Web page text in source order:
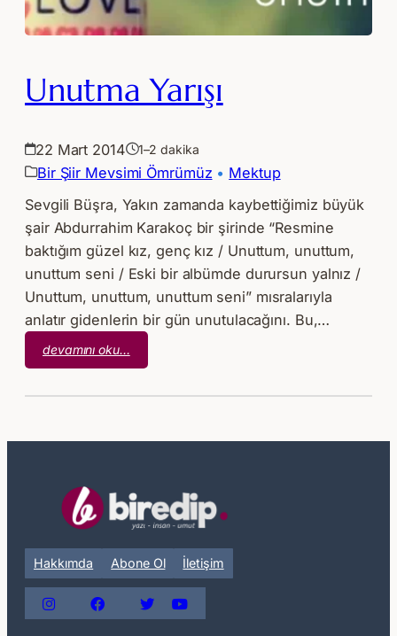
Unutma Yarışı
22 Mart 2014 1–2 dakika
Bir Şiir Mevsimi Ömrümüz • Mektup
Sevgili Büşra, Yakın zamanda kaybettiğimiz büyük
şair Abdurrahim Karakoç bir şirinde “Resmine
baktığım güzel kız, genç kız / Unuttum, unuttum,
unuttum seni / Eski bir albümde durursun yalnız /
Unuttum, unuttum, unuttum seni” mısralarıyla
anlatır gidenlerin bir gün unutulacağını. Bu,…
devamını oku…
Unutma
Hakkımda Abone Ol İletişim